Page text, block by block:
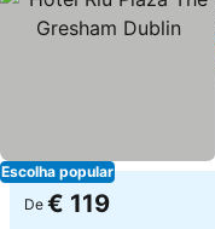
Escolha popular
De € 119